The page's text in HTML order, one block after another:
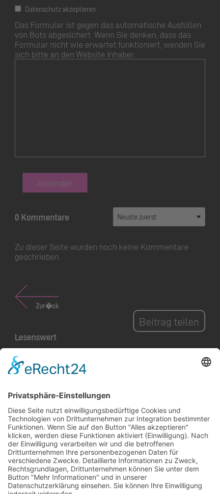
Datenschutz akzeptieren.
Das Formular ist gegen das automatische Ausfüllen
von Bots abgesichert. Wenn Sie denken, dass das
Formular nicht wie erwartet funktioniert, wenden Sie
sich bitte an den Website Inhaber.
Absenden
0 Kommentare
Zu dieser Seite wurden noch keine Kommentare
geschrieben.
Zur�ck
Beitrag teilen
Lesenswert
zum Mitmachen
inspirieren